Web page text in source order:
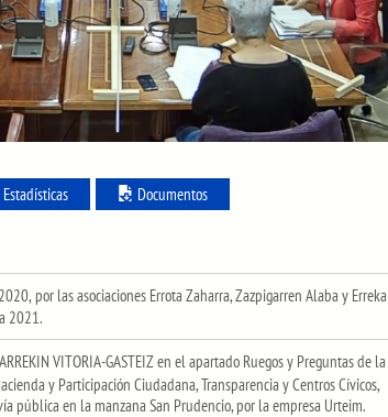
Estadísticas Documentos
por las asociaciones Errota Zaharra, Zazpigarren Alaba y Erreka
2021.
VITORIA-GASTEIZ en el apartado Ruegos y Preguntas de la
y Participación Ciudadana, Transparencia y Centros Cívicos,
pública en la manzana San Prudencio, por la empresa Urteim.